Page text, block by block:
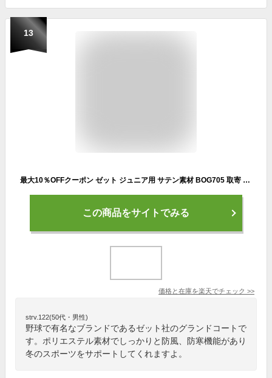
13
最大10％OFFクーポン ゼット ジュニア用 サテン素材 BOG705 取寄 グランドコート アウター 少年用 グラコン 防寒 アウター 秋冬 野球ウェア 男の子 女の子 キッズ
この商品をサイトでみる
価格と在庫を楽天でチェック >>
strv.122(50代・男性)
野球で有名なブランドであるゼット社のグランドコートで
す。ポリエステル素材でしっかりと防風、防寒機能があり
冬のスポーツをサポートしてくれますよ。